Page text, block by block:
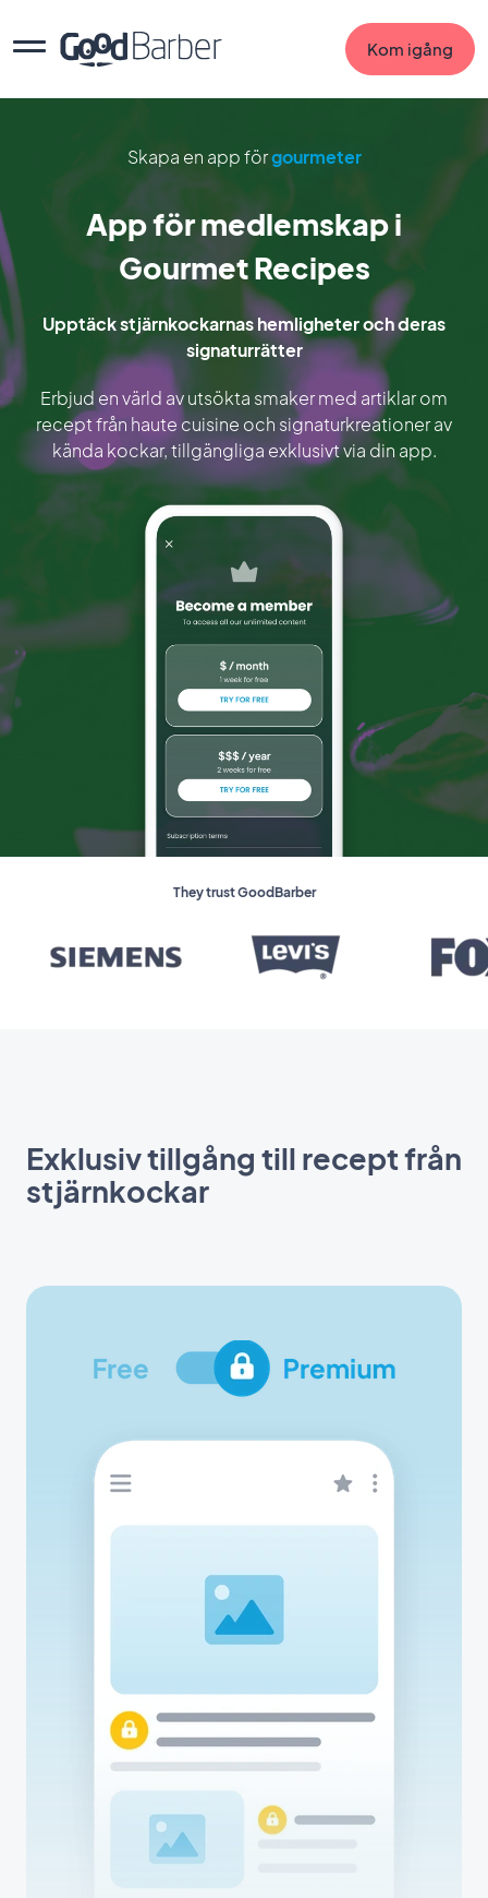
Kom igång
Skapa en app förgourmeter
App för medlemskap i
Gourmet Recipes
Upptäck stjärnkockarnas hemligheter och deras
signaturrätter
Erbjud en värld av utsökta smaker med artiklar om
recept från haute cuisine och signaturkreationer av
kända kockar, tillgängliga exklusivt via din app.
They trust GoodBarber
Exklusiv tillgång till recept från
stjärnkockar